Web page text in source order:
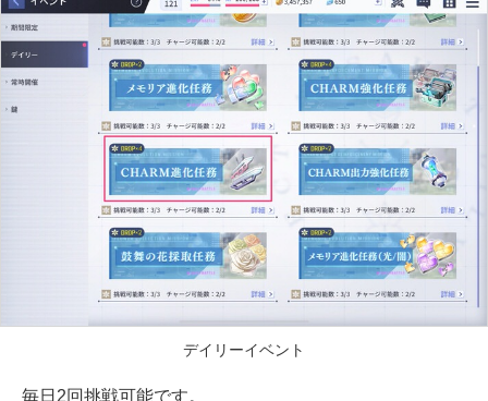
デイリーイベント
毎日2回挑戦可能です。